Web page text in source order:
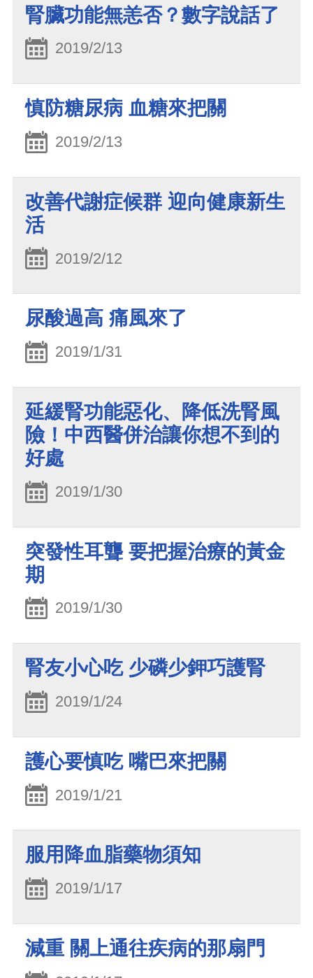
腎臟功能無恙否？數字說話了
2019/2/13
慎防糖尿病 血糖來把關
2019/2/13
改善代謝症候群 迎向健康新生
活
2019/2/12
尿酸過高 痛風來了
2019/1/31
延緩腎功能惡化、降低洗腎風
險！中西醫併治讓你想不到的
好處
2019/1/30
突發性耳聾 要把握治療的黃金
期
2019/1/30
腎友小心吃 少磷少鉀巧護腎
2019/1/24
護心要慎吃 嘴巴來把關
2019/1/21
服用降血脂藥物須知
2019/1/17
減重 關上通往疾病的那扇門